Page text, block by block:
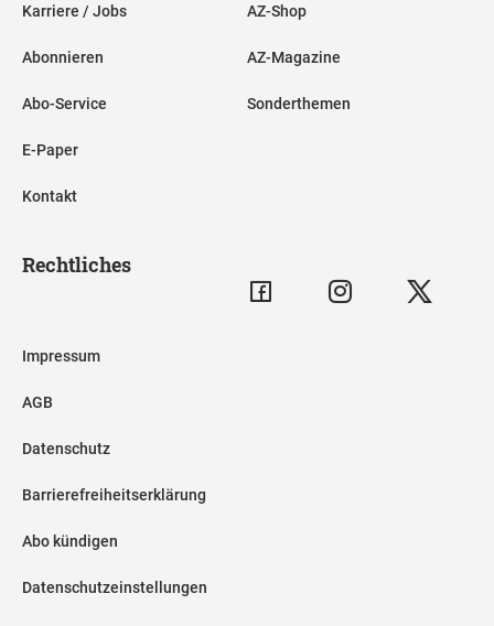
Karriere / Jobs
Abonnieren
Abo-Service
E-Paper
Kontakt
AZ-Shop
AZ-Magazine
Sonderthemen
Rechtliches
Impressum
AGB
Datenschutz
Barrierefreiheitserklärung
Abo kündigen
Datenschutzeinstellungen